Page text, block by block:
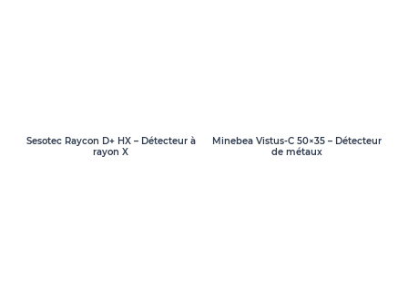
Sesotec Raycon D+ HX – Détecteur à
rayon X
Minebea Vistus-C 50×35 – Détecteur
de métaux